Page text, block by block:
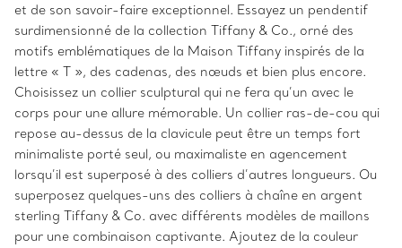
et de son savoir-faire exceptionnel. Essayez un pendentif
surdimensionné de la collection Tiffany & Co., orné des
motifs emblématiques de la Maison Tiffany inspirés de la
lettre « T », des cadenas, des nœuds et bien plus encore.
Choisissez un collier sculptural qui ne fera qu’un avec le
corps pour une allure mémorable. Un collier ras-de-cou qui
repose au-dessus de la clavicule peut être un temps fort
minimaliste porté seul, ou maximaliste en agencement
lorsqu’il est superposé à des colliers d’autres longueurs. Ou
superposez quelques-uns des colliers à chaîne en argent
sterling Tiffany & Co. avec différents modèles de maillons
pour une combinaison captivante. Ajoutez de la couleur